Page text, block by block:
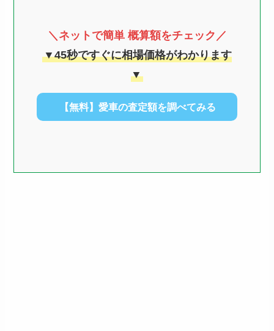
＼ネットで簡単 概算額をチェック／
▼45秒ですぐに相場価格がわかります
▼
【無料】愛車の査定額を調べてみる